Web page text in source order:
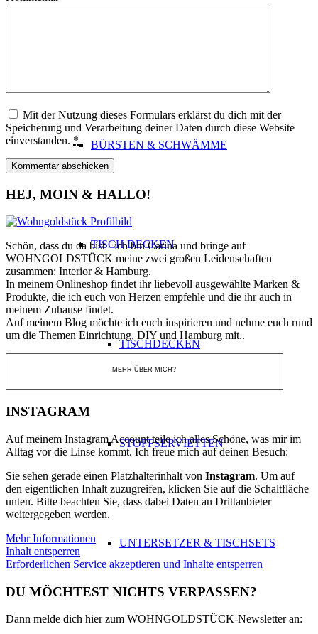
BÜRSTEN & SCHWÄMME
TISCH DECKEN
TISCHDECKEN
STOFFSERVIETTEN
UNTERSETZER & TISCHSETS
Mit der Nutzung dieses Formulars erklärst du dich mit der
Speicherung und Verarbeitung deiner Daten durch diese Website
einverstanden. *
HEJ, MOIN & HALLO!
Schön, dass du da bist - ich bin Carina und bringe auf
WOHNGOLDSTÜCK meine zwei großen Leidenschaften
zusammen: Interior & Hamburg.
In meinem Onlineshop findet ihr liebevoll ausgewählte Marken &
Produkte, die ich euch von Herzen empfehle und die ihr auch in
meinem Zuhause findet.
Auf meinem Blog möchte ich euch inspirieren und nehme euch rund
um die Themen Einrichtung, DIY und Hamburg mit..
MEHR ÜBER MICH?
INSTAGRAM
Auf meinem Instagram Account teile ich alles Schöne, was mir im
Alltag vor die Linse kommt. Ich freue mich auf deinen Besuch:
Sie sehen gerade einen Platzhalterinhalt von Instagram. Um auf
den eigentlichen Inhalt zuzugreifen, klicken Sie auf die Schaltfläche
unten. Bitte beachten Sie, dass dabei Daten an Drittanbieter
weitergegeben werden.
Mehr Informationen
Inhalt entsperren
Erforderlichen Service akzeptieren und Inhalte entsperren
DU MÖCHTEST NICHTS VERPASSEN?
Dann melde dich hier zum WOHNGOLDSTÜCK-Newsletter an: